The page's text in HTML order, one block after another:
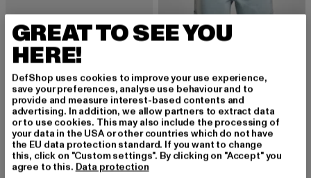
KARL KANI
GREAT TO SEE YOU
HERE!
DefShop uses cookies to improve your use experience,
save your preferences, analyse use behaviour and to
provide and measure interest-based contents and
advertising. In addition, we allow partners to extract data
or to use cookies. This may also include the processing of
your data in the USA or other countries which do not have
the EU data protection standard. If you want to change
this, click on "Custom settings". By clicking on "Accept" you
agree to this. Data protection